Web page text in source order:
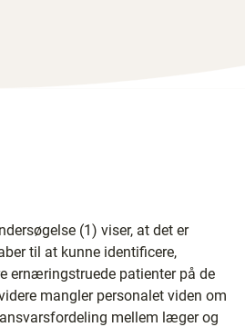
(1) viser, at det er
til at kunne identificere,
ernæringstruede patienter på de
mangler personalet viden om
mellem læger og